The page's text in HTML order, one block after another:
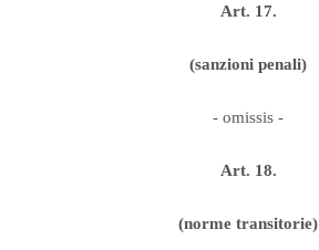
Art. 17.
(sanzioni penali)
- omissis -
Art. 18.
(norme transitorie)